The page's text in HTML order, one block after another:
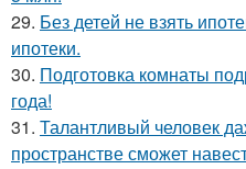
29. Без детей не взять
ипотеки.
30. Подготовка комнаты
года!
31. Талантливый человек
пространстве сможет